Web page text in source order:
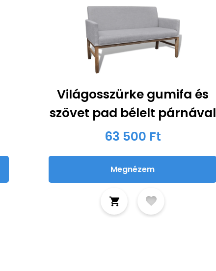
Világosszürke gumifa és
szövet pad bélelt párnával
63 500 Ft
Megnézem